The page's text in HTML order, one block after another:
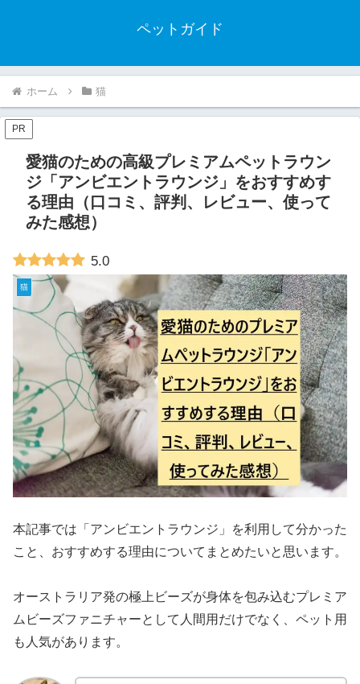
ペットガイド
ホーム 猫
PR
愛猫のための高級プレミアムペットラウン
ジ「アンビエントラウンジ」をおすすめす
る理由（口コミ、評判、レビュー、使って
みた感想）
5.0
猫
本記事では「アンビエントラウンジ」を利用して分かった
こと、おすすめする理由についてまとめたいと思います。
オーストラリア発の極上ビーズが身体を包み込むプレミア
ムビーズファニチャーとして人間用だけでなく、ペット用
も人気があります。